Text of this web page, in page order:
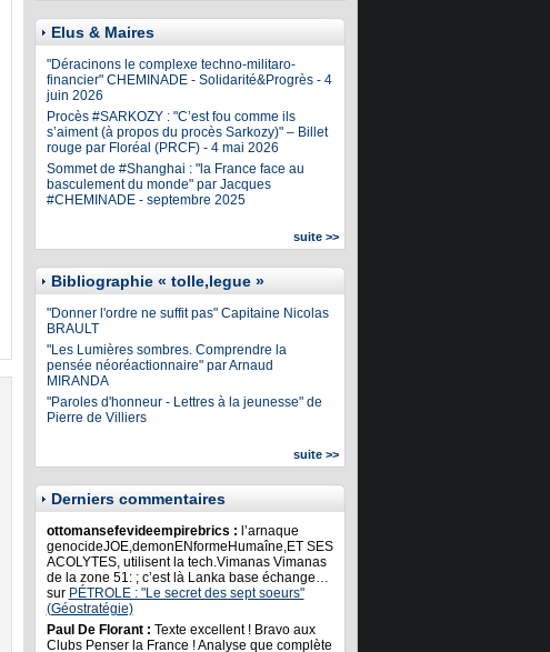
Elus & Maires
"Déracinons le complexe techno-militaro-
financier" CHEMINADE - Solidarité&Progrès - 4
juin 2026
Procès #SARKOZY : "C’est fou comme ils
s’aiment (à propos du procès Sarkozy)" – Billet
rouge par Floréal (PRCF) - 4 mai 2026
Sommet de #Shanghai : "la France face au
basculement du monde" par Jacques
#CHEMINADE - septembre 2025
suite >>
Bibliographie « tolle,legue »
"Donner l'ordre ne suffit pas" Capitaine Nicolas
BRAULT
"Les Lumières sombres. Comprendre la
pensée néoréactionnaire" par Arnaud
MIRANDA
"Paroles d'honneur - Lettres à la jeunesse" de
Pierre de Villiers
suite >>
Derniers commentaires
ottomansefevideempirebrics : l’arnaque
genocideJOE,demonENformeHumaîne,ET SES
ACOLYTES, utilisent la tech.Vimanas Vimanas
de la zone 51: ; c’est là Lanka base échange…
sur PÉTROLE : "Le secret des sept soeurs"
(Géostratégie)
Paul De Florant : Texte excellent ! Bravo aux
Clubs Penser la France ! Analyse que complète